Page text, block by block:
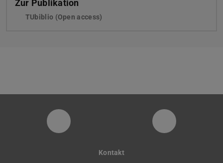
Zur Publikation
TUbiblio (Open access)
Instagram-Seite der Fachgruppe
LinkedIn-
Kontakt